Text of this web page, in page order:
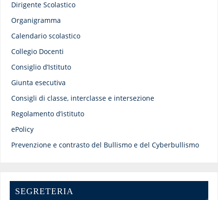
Dirigente Scolastico
Organigramma
Calendario scolastico
Collegio Docenti
Consiglio d’Istituto
Giunta esecutiva
Consigli di classe, interclasse e intersezione
Regolamento d’istituto
ePolicy
Prevenzione e contrasto del Bullismo e del Cyberbullismo
SEGRETERIA